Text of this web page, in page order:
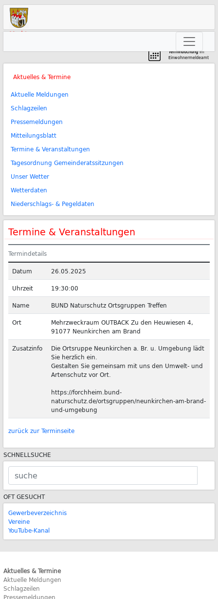
Markt
Terminbuchungim
Einwohnermeldeamt
Aktuelles & Termine
Aktuelle Meldungen
Schlagzeilen
Pressemeldungen
Mitteilungsblatt
Termine & Veranstaltungen
Tagesordnung Gemeinderatssitzungen
Unser Wetter
Wetterdaten
Niederschlags- & Pegeldaten
Termine & Veranstaltungen
Termindetails
Datum
26.05.2025
Uhrzeit
19:30:00
Name
BUND Naturschutz Ortsgruppen Treffen
Ort
Mehrzweckraum OUTBACK Zu den Heuwiesen 4,
91077 Neunkirchen am Brand
Zusatzinfo
Die Ortsruppe Neunkirchen a. Br. u. Umgebung lädt
Sie herzlich ein.
Gestalten Sie gemeinsam mit uns den Umwelt- und
Artenschutz vor Ort.
https://forchheim.bund-
naturschutz.de/ortsgruppen/neunkirchen-am-brand-
und-umgebung
zurück zur Terminseite
SCHNELLSUCHE
OFT GESUCHT
Gewerbeverzeichnis
Vereine
YouTube-Kanal
Aktuelles & Termine
Aktuelle Meldungen
Schlagzeilen
Pressemeldungen